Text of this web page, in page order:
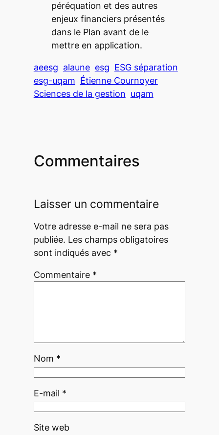
péréquation et des autres
enjeux financiers présentés
dans le Plan avant de le
mettre en application.
aeesg alaune esg ESG séparation
esg-uqam Étienne Cournoyer
Sciences de la gestion uqam
Commentaires
Laisser un commentaire
Votre adresse e-mail ne sera pas
publiée. Les champs obligatoires
sont indiqués avec *
Commentaire *
Nom *
E-mail *
Site web